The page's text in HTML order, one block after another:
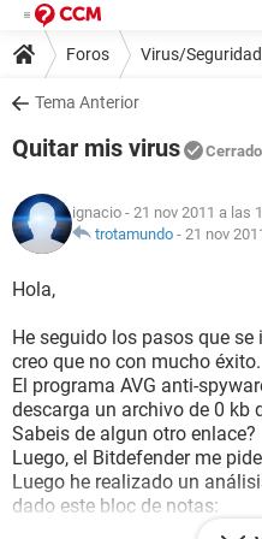
Foros Virus/Seguridad
Tema Anterior
Quitar mis virus Cerrado
ignacio - 21 nov 2011 a las
trotamundo - 21 nov
Hola,
He seguido los pasos que
creo que no con mucho éxito.
El programa AVG anti-
descarga un archivo de 0 kb
Sabeis de algun otro enlace?
Luego, el Bitdefender me
Luego he realizado un
dado este bloc de notas:
Logfile of Trend Micro